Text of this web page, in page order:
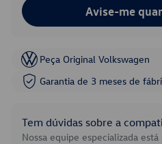
Avise-me
Peça Original Volkswagen
Garantia de 3 meses de
Tem dúvidas sobre a
Nossa equipe especializada